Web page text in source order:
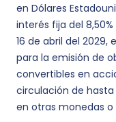
en Dólares
interés fija del
16 de abril del
para la emisión de
convertibles en
circulación de hasta
en otras monedas